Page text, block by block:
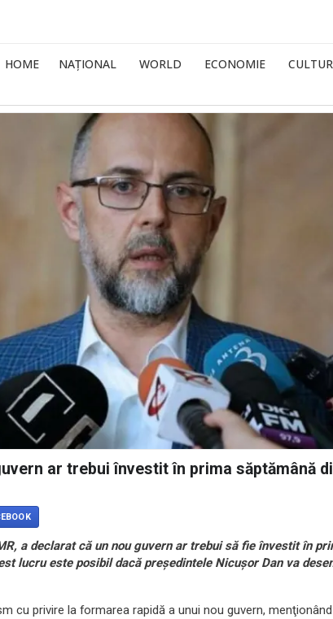
HOME NAȚIONAL WORLD ECONOMIE
ar trebui învestit în prima săptămână
a declarat că un nou guvern ar trebui să fie învestit în
lucru este posibil dacă preşedintele Nicuşor Dan va
cu privire la formarea rapidă a unui nou guvern,